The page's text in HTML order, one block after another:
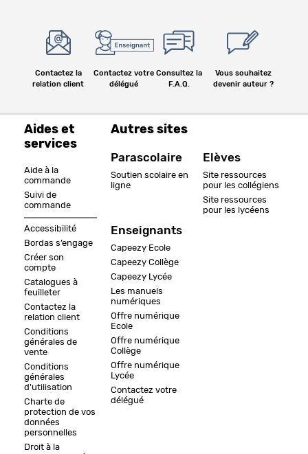
Contactez la
relation client
Contactez votre
délégué
Consultez la
F.A.Q.
Vous souhaitez
devenir auteur ?
Aides et
services
Aide à la
commande
Suivi de
commande
Accessibilité
Bordas s’engage
Créer son
compte
Catalogues à
feuilleter
Contactez la
relation client
Conditions
générales de
vente
Conditions
générales
d'utilisation
Charte de
protection de vos
données
personnelles
Droit à la
Autres sites
Parascolaire
Soutien scolaire en
ligne
Enseignants
Capeezy Ecole
Capeezy Collège
Capeezy Lycée
Les manuels
numériques
Offre numérique
Ecole
Offre numérique
Collège
Offre numérique
Lycée
Contactez votre
délégué
Elèves
Site ressources
pour les collégiens
Site ressources
pour les lycéens